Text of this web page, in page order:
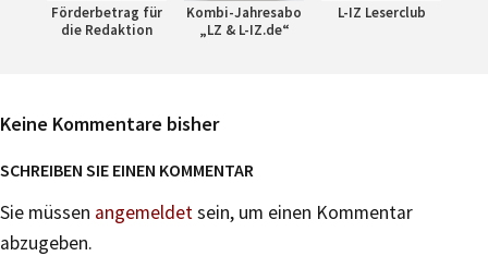
Förderbetrag für
die Redaktion
Kombi-Jahresabo
„LZ & L-IZ.de“
L-IZ Leserclub
Keine Kommentare bisher
SCHREIBEN SIE EINEN KOMMENTAR
Sie müssen angemeldetsein, um einen Kommentar
abzugeben.